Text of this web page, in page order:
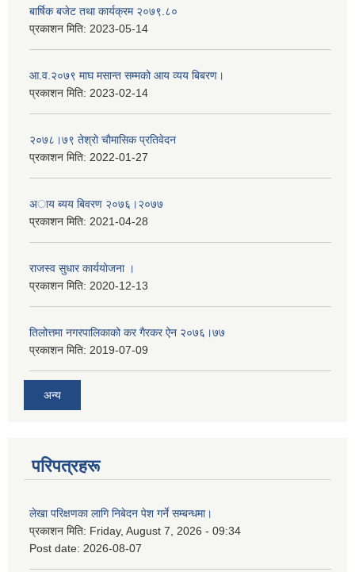
बार्षिक बजेट तथा कार्यक्रम २०७९.८०
प्रकाशन मिति: 2023-05-14
आ.व.२०७९ माघ मसान्त सम्मको आय व्यय बिबरण।
प्रकाशन मिति: 2023-02-14
२०७८।७९ तेश्राे चाैमासिक प्रतिवेदन
प्रकाशन मिति: 2022-01-27
अाय ब्यय बिवरण २०७६।२०७७
प्रकाशन मिति: 2021-04-28
राजस्व सुधार कार्ययाेजना ।
प्रकाशन मिति: 2020-12-13
तिलोत्तमा नगरपालिकाको कर गैरकर ऐन २०७६।७७
प्रकाशन मिति: 2019-07-09
अन्य
परिपत्रहरू
लेखा परिक्षणका लागि निबेदन पेश गर्ने सम्बन्धमा।
प्रकाशन मिति: Friday, August 7, 2026 - 09:34
Post date: 2026-08-07